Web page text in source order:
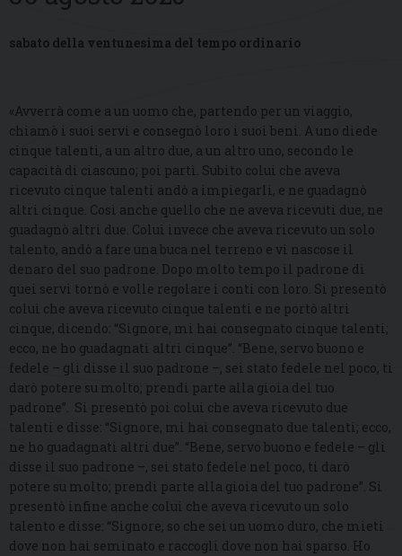
sabato della ventunesima del tempo ordinario
«Avverrà come a un uomo che, partendo per un viaggio,
chiamò i suoi servi e consegnò loro i suoi beni. A uno diede
cinque talenti, a un altro due, a un altro uno, secondo le
capacità di ciascuno; poi partì. Subito colui che aveva
ricevuto cinque talenti andò a impiegarli, e ne guadagnò
altri cinque. Così anche quello che ne aveva ricevuti due, ne
guadagnò altri due. Colui invece che aveva ricevuto un solo
talento, andò a fare una buca nel terreno e vi nascose il
denaro del suo padrone. Dopo molto tempo il padrone di
quei servi tornò e volle regolare i conti con loro. Si presentò
colui che aveva ricevuto cinque talenti e ne portò altri
cinque, dicendo: “Signore, mi hai consegnato cinque talenti;
ecco, ne ho guadagnati altri cinque”. “Bene, servo buono e
fedele – gli disse il suo padrone –, sei stato fedele nel poco, ti
darò potere su molto; prendi parte alla gioia del tuo
padrone”. Si presentò poi colui che aveva ricevuto due
talenti e disse: “Signore, mi hai consegnato due talenti; ecco,
ne ho guadagnati altri due”. “Bene, servo buono e fedele – gli
disse il suo padrone –, sei stato fedele nel poco, ti darò
potere su molto; prendi parte alla gioia del tuo padrone”. Si
presentò infine anche colui che aveva ricevuto un solo
talento e disse: “Signore, so che sei un uomo duro, che mieti
dove non hai seminato e raccogli dove non hai sparso. Ho